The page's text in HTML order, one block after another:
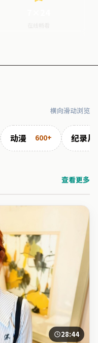
横向滑动浏览
动漫 600+ 纪录片
查看更多
28:44